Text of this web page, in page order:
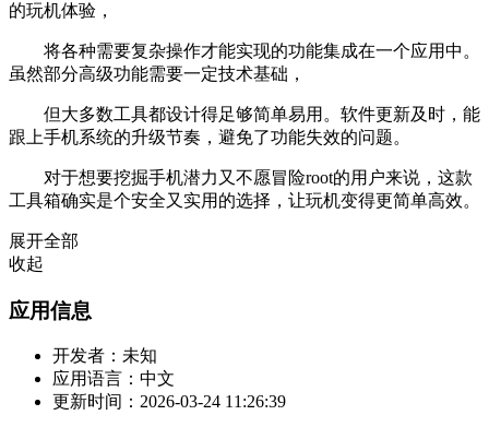
的玩机体验，
将各种需要复杂操作才能实现的功能集成在一个应用中。
虽然部分高级功能需要一定技术基础，
但大多数工具都设计得足够简单易用。软件更新及时，能
跟上手机系统的升级节奏，避免了功能失效的问题。
对于想要挖掘手机潜力又不愿冒险root的用户来说，这款
工具箱确实是个安全又实用的选择，让玩机变得更简单高效。
展开全部
收起
应用信息
开发者： 未知
应用语言： 中文
更新时间： 2026-03-24 11:26:39